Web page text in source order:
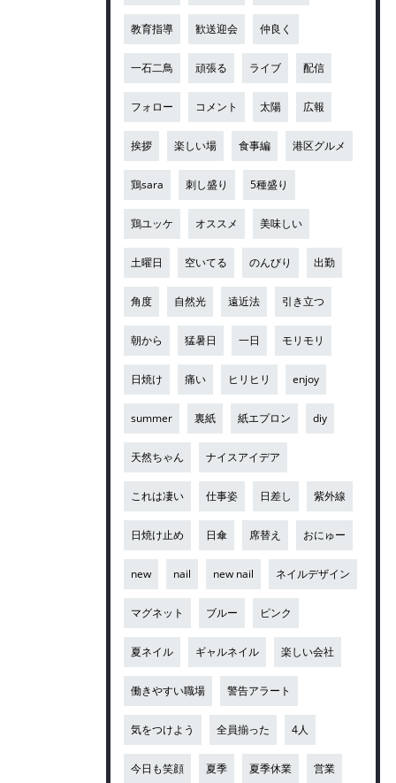
教育指導 歓送迎会 仲良く
一石二鳥 頑張る ライブ 配信
フォロー コメント 太陽 広報
挨拶 楽しい場 食事編 港区グルメ
鶏sara 刺し盛り 5種盛り
鶏ユッケ オススメ 美味しい
土曜日 空いてる のんびり 出勤
角度 自然光 遠近法 引き立つ
朝から 猛暑日 一日 モリモリ
日焼け 痛い ヒリヒリ enjoy
summer 裏紙 紙エプロン diy
天然ちゃん ナイスアイデア
これは凄い 仕事姿 日差し 紫外線
日焼け止め 日傘 席替え おにゅー
new nail new nail ネイルデザイン
マグネット ブルー ピンク
夏ネイル ギャルネイル 楽しい会社
働きやすい職場 警告アラート
気をつけよう 全員揃った 4人
今日も笑顔 夏季 夏季休業 営業